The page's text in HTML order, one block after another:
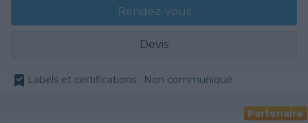
Rendez-vous
Devis
Labels et certifications : Non communiqué
Partenaire